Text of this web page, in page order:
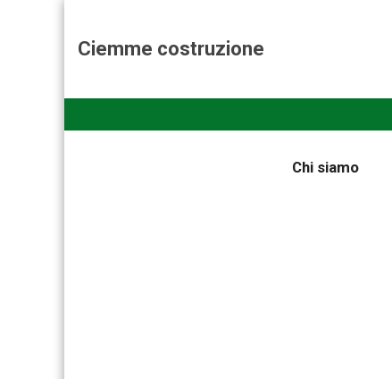
Ciemme costruzione
Chi siamo